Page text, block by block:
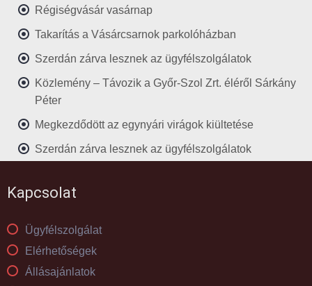
Régiségvásár vasárnap
Takarítás a Vásárcsarnok parkolóházban
Szerdán zárva lesznek az ügyfélszolgálatok
Közlemény – Távozik a Győr-Szol Zrt. éléről Sárkány
Péter
Megkezdődött az egynyári virágok kiültetése
Szerdán zárva lesznek az ügyfélszolgálatok
Kapcsolat
Ügyfélszolgálat
Elérhetőségek
Állásajánlatok